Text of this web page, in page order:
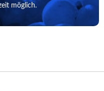
möglich.